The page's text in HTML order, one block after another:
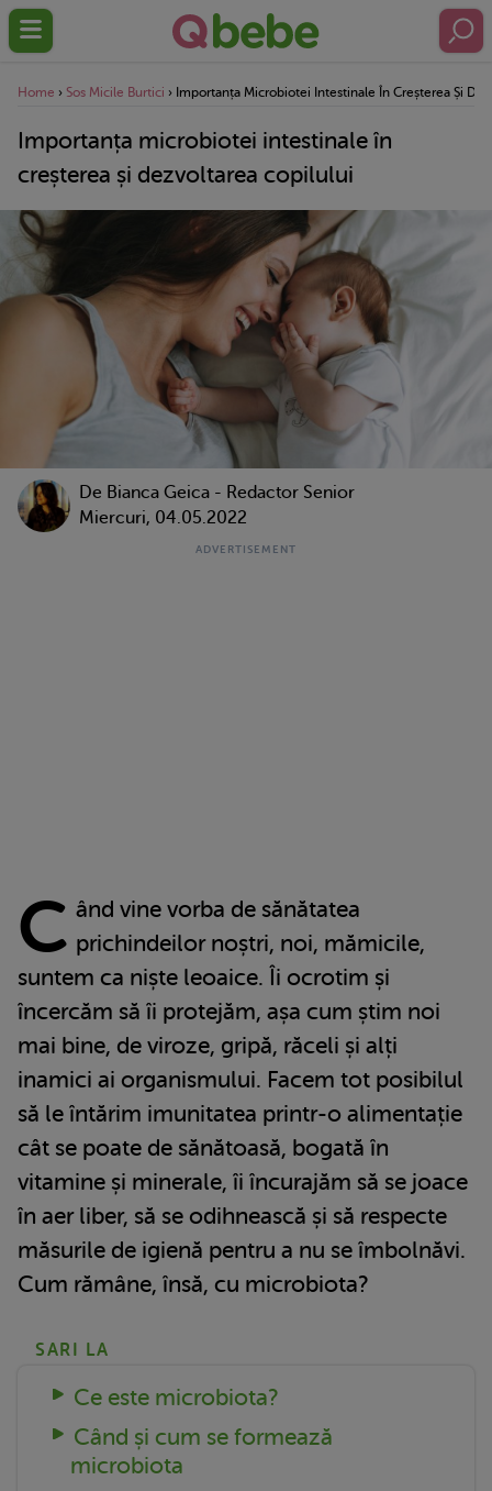
Home › Sos Micile Burtici › Importanța Microbiotei Intestinale În Creșterea Și
Importanța microbiotei intestinale în
creșterea și dezvoltarea copilului
De Bianca Geica - Redactor Senior
Miercuri, 04.05.2022
C ând vine vorba de sănătatea
prichindeilor noștri, noi, mămicile,
suntem ca niște leoaice. Îi ocrotim și
încercăm să îi protejăm, așa cum știm noi
mai bine, de viroze, gripă, răceli și alți
inamici ai organismului. Facem tot posibilul
să le întărim imunitatea printr-o alimentație
cât se poate de sănătoasă, bogată în
vitamine și minerale, îi încurajăm să se joace
în aer liber, să se odihnească și să respecte
măsurile de igienă pentru a nu se îmbolnăvi.
Cum rămâne, însă, cu microbiota?
SARI LA
Ce este microbiota?
Când și cum se formează
microbiota